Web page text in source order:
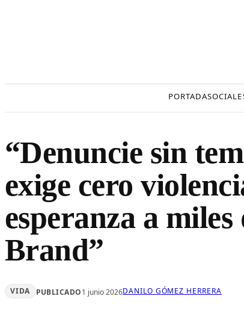
PORTADA
“Denuncie sin
exige cero
esperanza a
Brand”
VIDA PUBLICADO1 junio 2026DANILO GÓMEZ HERRERA